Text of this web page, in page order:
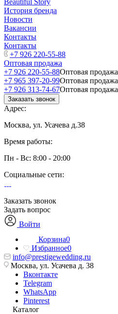
Beautiful Story
История бренда
Новости
Вакансии
Контакты
Контакты
+7 926 220-55-88
Оптовая продажа
+7 926 220-55-88Оптовая продажа
+7 965 397-20-99Оптовая продажа
+7 926 313-74-67Оптовая продажа
Заказать звонок
Адрес:
Москва, ул. Усачева д.38
Время работы:
Пн - Вс: 8:00 - 20:00
Социальные сети:
Заказать звонок
Задать вопрос
Войти
Корзина0
Избранное0
info@prestigewedding.ru
Москва, ул. Усачева д. 38
Вконтакте
Telegram
WhatsApp
Pinterest
Каталог